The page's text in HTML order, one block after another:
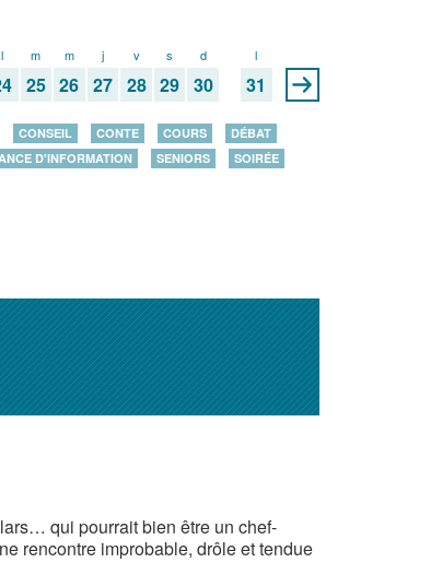
l m
25
m
26
j
27
v
28
s
29
d
30
l
31
CONSEIL CONTE COURS
DÉBAT
D'INFORMATION SENIORS
SOIRÉE
qui pourrait bien être un chef-
rencontre improbable, drôle et tendue